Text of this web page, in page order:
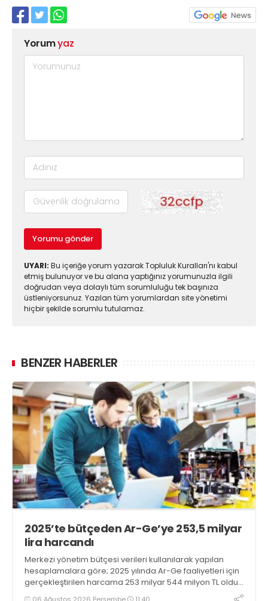
Yorumyaz
Yorumu gönder
UYARI: Bu içeriğe yorum yazarak Topluluk Kuralları'nı kabul
etmiş bulunuyor ve bu alana yaptığınız yorumunuzla ilgili
doğrudan veya dolaylı tüm sorumluluğu tek başınıza
üstleniyorsunuz. Yazılan tüm yorumlardan site yönetimi
hiçbir şekilde sorumlu tutulamaz.
BENZER HABERLER
2025’te bütçeden Ar-Ge’ye 253,5 milyar
lira harcandı
Merkezi yönetim bütçesi verileri kullanılarak yapılan
hesaplamalara göre; 2025 yılında Ar-Ge faaliyetleri için
gerçekleştirilen harcama 253 milyar 544 milyon TL oldu.
Ar-Ge harcamalarının merkezi yönetim bütçesi
06 Ağustos 2026 Perşembe 11:40